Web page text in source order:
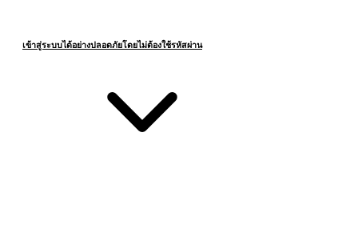
เข้าสู่ระบบได้อย่างปลอดภัยโดยไม่ต้องใช้รหัสผ่าน